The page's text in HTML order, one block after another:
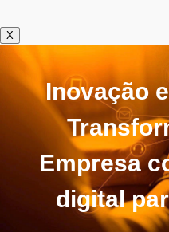
X
Inovação
Empresa
digital